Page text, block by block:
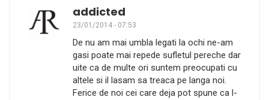
addicted
23/01/2014 - 07:53
De nu am mai umbla legati la ochi ne-am
gasi poate mai repede sufletul pereche dar
uite ca de multe ori suntem preocupati cu
altele si il lasam sa treaca pe langa noi.
Ferice de noi cei care deja pot spune ca l-